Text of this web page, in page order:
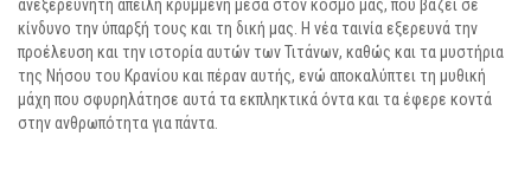
ανεξερεύνητη απειλή κρυμμένη μέσα στον κόσμο μας, που βάζει σε
κίνδυνο την ύπαρξή τους και τη δική μας. Η νέα ταινία εξερευνά την
προέλευση και την ιστορία αυτών των Τιτάνων, καθώς και τα μυστήρια
της Νήσου του Κρανίου και πέραν αυτής, ενώ αποκαλύπτει τη μυθική
μάχη που σφυρηλάτησε αυτά τα εκπληκτικά όντα και τα έφερε κοντά
στην ανθρωπότητα για πάντα.